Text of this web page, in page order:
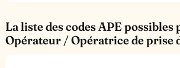
La liste des codes APE possibles
Opérateur / Opératrice de prise